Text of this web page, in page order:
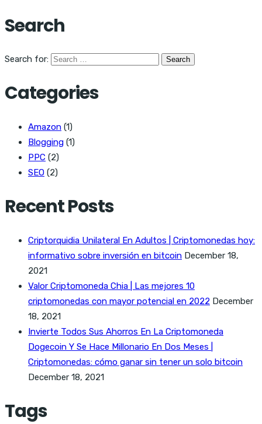
Search
Search for:
Categories
Amazon (1)
Blogging (1)
PPC (2)
SEO (2)
Recent Posts
Criptorquidia Unilateral En Adultos | Criptomonedas hoy:
informativo sobre inversión en bitcoin December 18,
2021
Valor Criptomoneda Chia | Las mejores 10
criptomonedas con mayor potencial en 2022 December
18, 2021
Invierte Todos Sus Ahorros En La Criptomoneda
Dogecoin Y Se Hace Millonario En Dos Meses |
Criptomonedas: cómo ganar sin tener un solo bitcoin
December 18, 2021
Tags